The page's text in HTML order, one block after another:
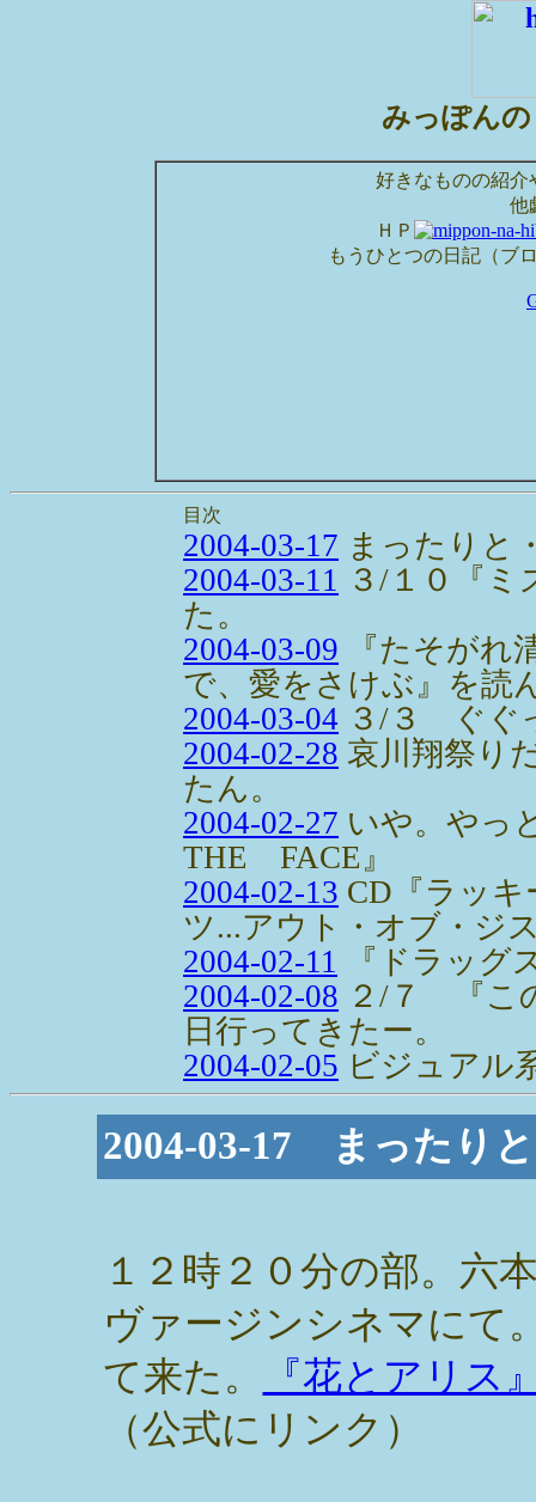
みっぽん
好きなものの紹介
他
ＨＰ
もうひとつの日記（ブ
目次
2004-03-17 まったりと
2004-03-11 ３/１０『
た。
2004-03-09 『たそがれ
で、愛をさけぶ』を読
2004-03-04 ３/３ ぐぐ
2004-02-28 哀川翔祭り
たん。
2004-02-27 いや。や
THE FACE』
2004-02-13 CD『ラッ
ツ...アウト・オブ・ジ
2004-02-11
『ドラッグ
2004-02-08 ２/７ 『こ
日行ってきたー。
2004-02-05 ビジュアル
2004-03-17 まったり
１２時２０分の部。六
ヴァージンシネマにて
て来た。
『花とアリス
（公式にリンク）